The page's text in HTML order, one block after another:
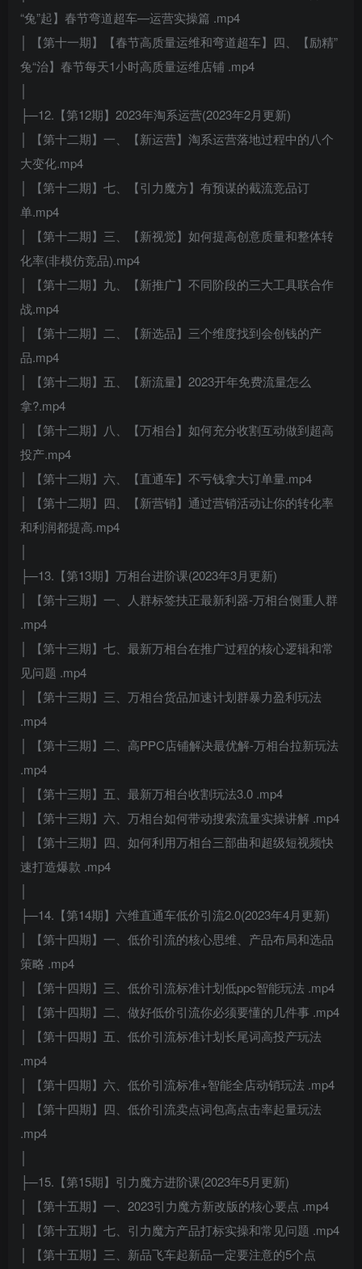
“兔”起】春节弯道超车—运营实操篇 .mp4
│ 【第十一期】【春节高质量运维和弯道超车】四、【励精”
兔“治】春节每天1小时高质量运维店铺 .mp4
├─12.【第12期】2023年淘系运营(2023年2月更新)
│ 【第十二期】一、【新运营】淘系运营落地过程中的八个
大变化.mp4
│ 【第十二期】七、【引力魔方】有预谋的截流竞品订
单.mp4
│ 【第十二期】三、【新视觉】如何提高创意质量和整体转
化率(非模仿竞品).mp4
│ 【第十二期】九、【新推广】不同阶段的三大工具联合作
战.mp4
│ 【第十二期】二、【新选品】三个维度找到会创钱的产
品.mp4
│ 【第十二期】五、【新流量】2023开年免费流量怎么
拿?.mp4
│ 【第十二期】八、【万相台】如何充分收割互动做到超高
投产.mp4
│ 【第十二期】六、【直通车】不亏钱拿大订单量.mp4
│ 【第十二期】四、【新营销】通过营销活动让你的转化率
和利润都提高.mp4
├─13.【第13期】万相台进阶课(2023年3月更新)
│ 【第十三期】一、人群标签扶正最新利器-万相台侧重人群
.mp4
│ 【第十三期】七、最新万相台在推广过程的核心逻辑和常
见问题 .mp4
│ 【第十三期】三、万相台货品加速计划群暴力盈利玩法
.mp4
│ 【第十三期】二、高PPC店铺解决最优解-万相台拉新玩法
.mp4
│ 【第十三期】五、最新万相台收割玩法3.0 .mp4
│ 【第十三期】六、万相台如何带动搜索流量实操讲解 .mp4
│ 【第十三期】四、如何利用万相台三部曲和超级短视频快
速打造爆款 .mp4
├─14.【第14期】六维直通车低价引流2.0(2023年4月更新)
│ 【第十四期】一、低价引流的核心思维、产品布局和选品
策略 .mp4
│ 【第十四期】三、低价引流标准计划低ppc智能玩法 .mp4
│ 【第十四期】二、做好低价引流你必须要懂的几件事 .mp4
│ 【第十四期】五、低价引流标准计划长尾词高投产玩法
.mp4
│ 【第十四期】六、低价引流标准+智能全店动销玩法 .mp4
│ 【第十四期】四、低价引流卖点词包高点击率起量玩法
.mp4
├─15.【第15期】引力魔方进阶课(2023年5月更新)
│ 【第十五期】一、2023引力魔方新改版的核心要点 .mp4
│ 【第十五期】七、引力魔方产品打标实操和常见问题 .mp4
│ 【第十五期】三、新品飞车起新品一定要注意的5个点